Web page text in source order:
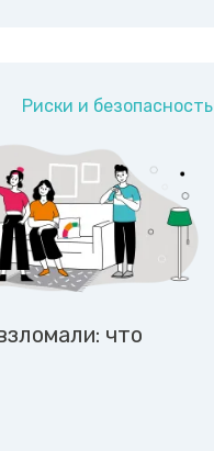
Риски и безопасность
что